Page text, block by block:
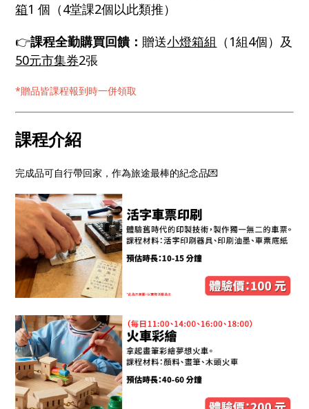
箱1 個（4堂課2個以此類推）
👉課程全勤購買回饋： 贈送小燈箱組 （1組4個）及
50元市集券2張
*贈品皆課程報到時一併領取
課程介紹
完成品可自行帶回家，作為旅途最棒的紀念品💌